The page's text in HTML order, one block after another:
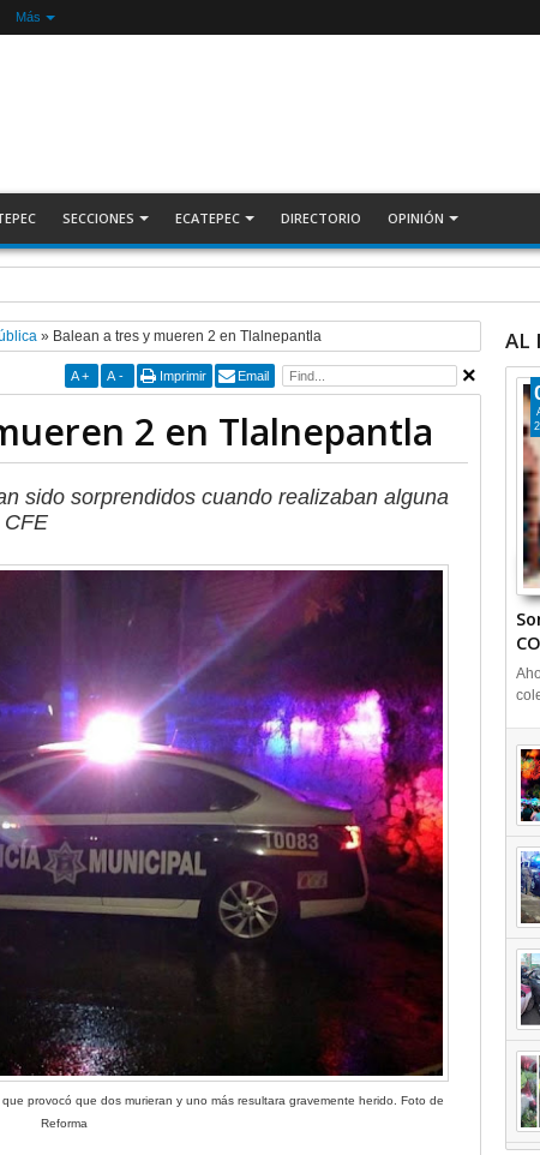
Más
SECCIONES ECATEPEC DIRECTORIO OPINIÓN
auto robado tras operativo con Tecámac +Video | INFORMATIVA
» Balean a tres y mueren 2 en Tlalnepantla
A + A - Imprimir Email
2 en Tlalnepantla
sido sorprendidos cuando realizaban alguna
provocó que dos murieran y uno más resultara gravemente herido. Foto de
Reforma
AL